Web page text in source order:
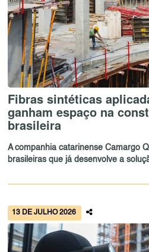
Fibras sintéticas
ganham espaço na
brasileira
A companhia catarinense Camargo
brasileiras que já desenvolve a
13 DE JULHO 2026